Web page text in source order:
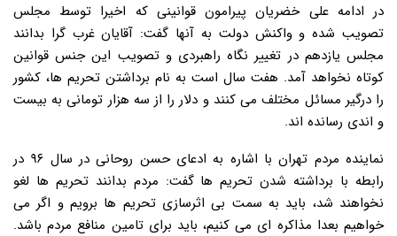
در ادامه علی خضریان پیرامون قوانینی که اخیرا توسط مجلس
تصویب شده و واکنش دولت به آنها گفت: آقایان غرب گرا بدانند
مجلس یازدهم در تغییر نگاه راهبردی و تصویب این جنس قوانین
کوتاه نخواهد آمد. هفت سال است به نام برداشتن تحریم ها، کشور
را درگیر مسائل مختلف می کنند و دلار را از سه هزار تومانی به بیست
و اندی رسانده اند.
نماینده مردم تهران با اشاره به ادعای حسن روحانی در سال ۹۶ در
رابطه با برداشته شدن تحریم ها گفت: مردم بدانند تحریم ها لغو
نخواهند شد، باید به سمت بی اثرسازی تحریم ها برویم و اگر می
خواهیم بعدا مذاکره ای می کنیم، باید برای تامین منافع مردم باشد.